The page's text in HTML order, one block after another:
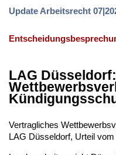
Update Arbeitsrecht
LAG
Vertragliches
LAG Düsseldorf, Urteil